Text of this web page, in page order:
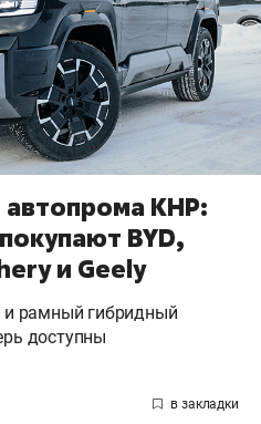
КНР:
BYD,
и Geely
и рамный гибридный
доступны